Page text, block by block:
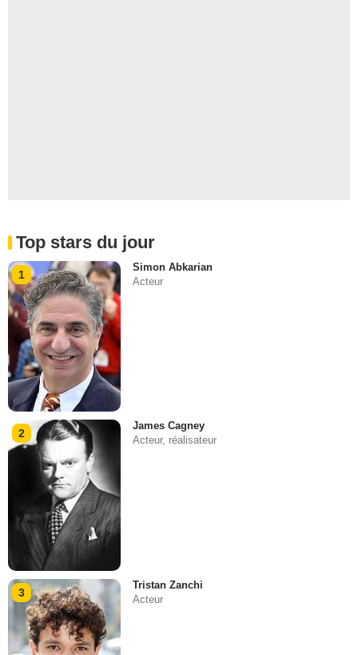
Top stars du jour
1
Simon Abkarian
Acteur
2
James Cagney
Acteur, réalisateur
3
Tristan Zanchi
Acteur